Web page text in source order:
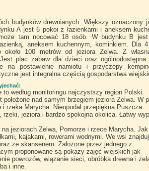
budynków drewnianych. Większy oznaczony
A jest 6 pokoi z łazienkami i aneksem
tam nocować 18 osób. W budynku B jest
aneksem kuchennym, kominkiem. Dla 4
100 metrów od jeziora Zelwa. Z
plac zabaw dla dzieci oraz ogólnodostępna
na postawienie namiotu i przyczepy
jest integralna częścią gospodarstwa
to według monitoringu najczystszy region Polski.
położone nad samym brzegiem jeziora Zelwa. W
i rzeka Marycha. Nieopodal przepiękna Puszcza
jeziora i bardzo spokojna okolica. Łatwy
na jeziorach Zelwa, Pomorze i rzece Marycha.
kajakami, rowerami wodnymi. We wsi
ze skansenem. Założone przez jednego z
proponowane są pokazy zajęć wiejskich jak
powrozów, wiązanie sieci, obróbka drewna i
i inne.